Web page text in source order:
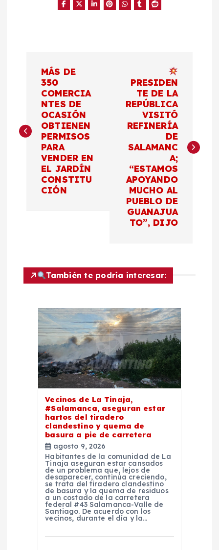
e
n
MÁS DE
350
COMERCIA
NTES DE
OCASIÓN
OBTIENEN
PERMISOS
PARA
VENDER EN
EL JARDÍN
CONSTITU
CIÓN
PRESIDEN
TE DE LA
REPÚBLICA
VISITÓ
REFINERÍA
DE
SALAMANC
A;
“ESTAMOS
APOYANDO
MUCHO AL
PUEBLO DE
GUANAJUA
TO”, DIJO
También te podría interesar:
Vecinos de La Tinaja,
#Salamanca, aseguran estar
hartos del tiradero
clandestino y quema de
basura a pie de carretera
agosto 9, 2026
Habitantes de la comunidad de La
Tinaja aseguran estar cansados
de un problema que, lejos de
desaparecer, continúa creciendo,
se trata del tiradero clandestino
de basura y la quema de residuos
a un costado de la carretera
federal #43 Salamanca-Valle de
Santiago. De acuerdo con los
vecinos, durante el día y la…